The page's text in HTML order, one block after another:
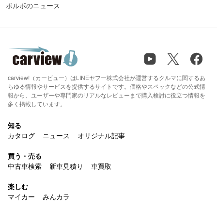
ボルボのニュース
carview!（カービュー）はLINEヤフー株式会社が運営するクルマに関するあ
らゆる情報やサービスを提供するサイトです。価格やスペックなどの公式情
報から、ユーザーや専門家のリアルなレビューまで購入検討に役立つ情報を
多く掲載しています。
知る
カタログ
ニュース オリジナル記事
買う・売る
中古車検索
新車見積り 車買取
楽しむ
マイカー
みんカラ